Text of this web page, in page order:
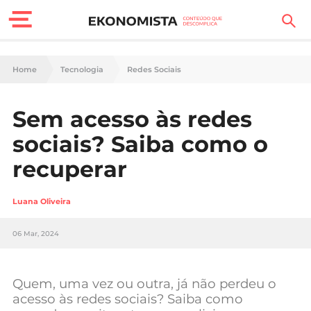
Finanças Pessoais
Carreira
Casa
Lifestyle
Sociedade
Negócios
Home Tecnologia Redes Sociais
Sem acesso às redes
sociais? Saiba como o
recuperar
Luana Oliveira
06 Mar, 2024
Quem, uma vez ou outra, já não perdeu o
acesso às redes sociais? Saiba como